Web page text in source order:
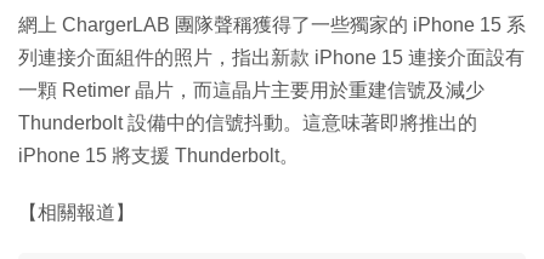
片
網上 ChargerLAB 團隊聲稱獲得了一些獨家的 iPhone 15 系
列連接介面組件的照片，指出新款 iPhone 15 連接介面設有
一顆 Retimer 晶片，而這晶片主要用於重建信號及減少
Thunderbolt 設備中的信號抖動。這意味著即將推出的
iPhone 15 將支援 Thunderbolt。
【相關報道】